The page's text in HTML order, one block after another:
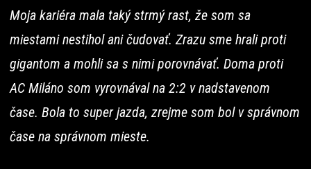
Moja kariéra mala taký strmý rast, že som sa
miestami nestihol ani čudovať. Zrazu sme hrali proti
gigantom a mohli sa s nimi porovnávať. Doma proti
AC Miláno som vyrovnával na 2:2 v nadstavenom
čase. Bola to super jazda, zrejme som bol v správnom
čase na správnom mieste.